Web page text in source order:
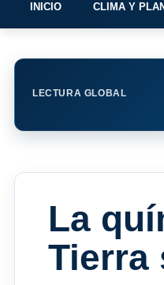
INICIO CLIMA Y
LECTURA GLOBAL
La
Tierra